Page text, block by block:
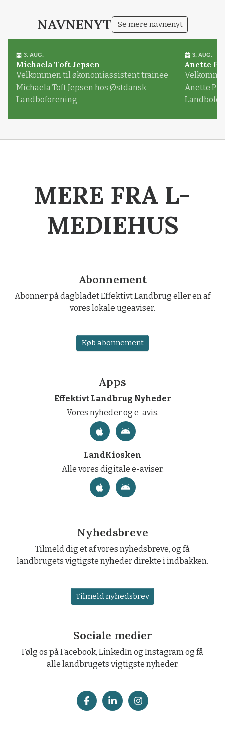
NAVNENYT Se mere navnenyt
3. AUG.
Michaela Toft Jepsen
Velkommen til økonomiassistent trainee
Michaela Toft Jepsen hos Østdansk
Landboforening
3. AUG.
Anette
Anette
MERE FRA L-
MEDIEHUS
Abonnement
Abonner på dagbladet Effektivt Landbrug eller en af
vores lokale ugeaviser.
Køb abonnement
Apps
Effektivt Landbrug Nyheder
Vores nyheder og e-avis.
LandKiosken
Alle vores digitale e-aviser.
Nyhedsbreve
Tilmeld dig et af vores nyhedsbreve, og få
landbrugets vigtigste nyheder direkte i indbakken.
Tilmeld nyhedsbrev
Sociale medier
Følg os på Facebook, LinkedIn og Instagram og få
alle landbrugets vigtigste nyheder.